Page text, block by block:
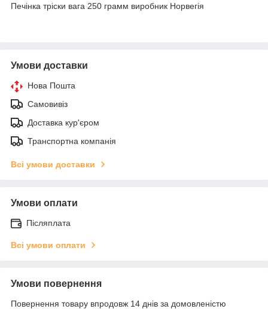
Печінка тріски вага 250 грамм виробник Норвегія
Умови доставки
Нова Пошта
Самовивіз
Доставка кур'єром
Транспортна компанія
Всі умови доставки
Умови оплати
Післяплата
Всі умови оплати
Умови повернення
Повернення товару впродовж 14 днів за домовленістю